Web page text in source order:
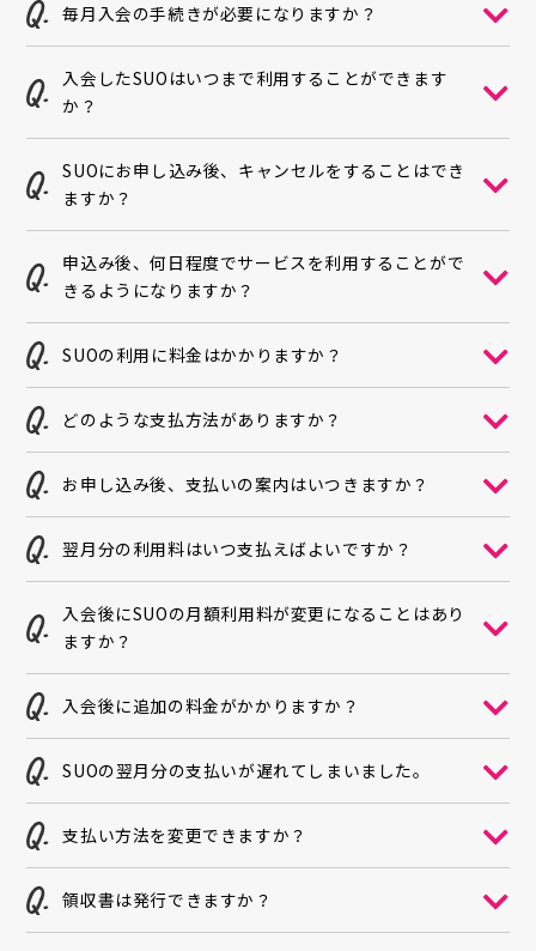
毎月入会の手続きが必要になりますか？
入会したSUOはいつまで利用することができます
か？
SUOにお申し込み後、キャンセルをすることはでき
ますか？
申込み後、何日程度でサービスを利用することがで
きるようになりますか？
SUOの利用に料金はかかりますか？
どのような支払方法がありますか？
お申し込み後、支払いの案内はいつきますか？
翌月分の利用料はいつ支払えばよいですか？
入会後にSUOの月額利用料が変更になることはあり
ますか？
入会後に追加の料金がかかりますか？
SUOの翌月分の支払いが遅れてしまいました。
支払い方法を変更できますか？
領収書は発行できますか？